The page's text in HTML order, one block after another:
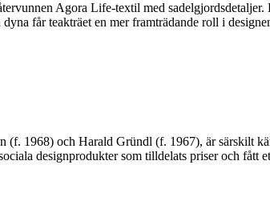
Agora Life-textil med sadelgjordsdetaljer.
får teakträet en mer framträdande roll i
1968) och Harald Gründl (f. 1967), är särskilt
designprodukter som tilldelats priser och fått